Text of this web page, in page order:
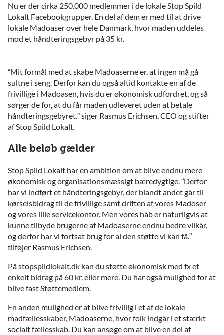
Nu er der cirka 250.000 medlemmer i de lokale Stop Spild
Lokalt Facebookgrupper. En del af dem er med til at drive
lokale Madoaser over hele Danmark, hvor maden uddeles
mod et håndteringsgebyr på 35 kr.
“Mit formål med at skabe Madoaserne er, at ingen må gå
sultne i seng. Derfor kan du også altid kontakte en af de
frivillige i Madoasen, hvis du er økonomisk udfordret, og så
sørger de for, at du får maden udleveret uden at betale
håndteringsgebyret.” siger Rasmus Erichsen, CEO og stifter
af Stop Spild Lokalt.
Alle beløb gælder
Stop Spild Lokalt har en ambition om at blive endnu mere
økonomisk og organisationsmæssigt bæredygtige. “Derfor
har vi indført et håndteringsgebyr, der blandt andet går til
kørselsbidrag til de frivillige samt driften af vores Madoser
og vores lille servicekontor. Men vores håb er naturligvis at
kunne tilbyde brugerne af Madoaserne endnu bedre vilkår,
og derfor har vi fortsat brug for al den støtte vi kan få.”
tilføjer Rasmus Erichsen.
På stopspildlokalt.dk kan du støtte økonomisk med fx et
enkelt bidrag på 60 kr. eller mere. Du har også mulighed for at
blive fast Støttemedlem.
En anden mulighed er at blive frivillig i et af de lokale
madfællesskaber, Madoaserne, hvor folk indgår i et stærkt
socialt fællesskab. Du kan ansøge om at blive en del af